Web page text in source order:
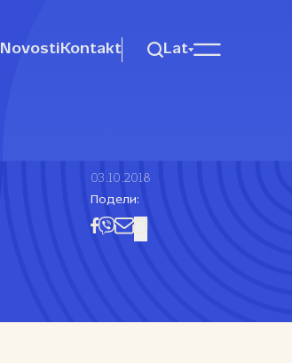
Novosti Kontakt Lat
03.10.2018
Подели: